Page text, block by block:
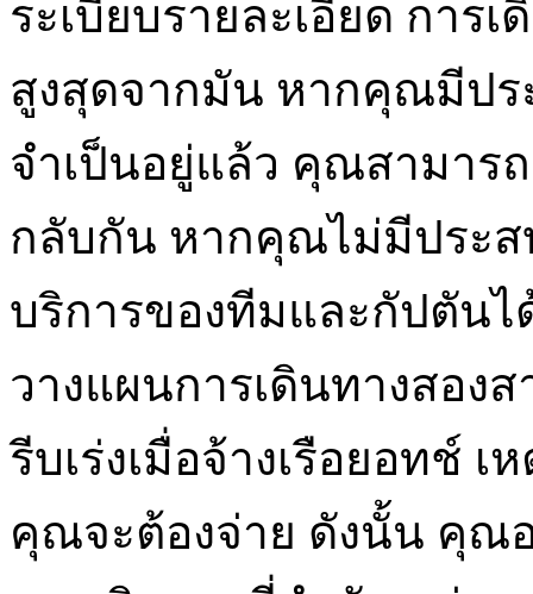
ระเบียบรายละเอียด การ
สูงสุดจากมัน หากคุณมีป
จำเป็นอยู่แล้ว คุณสามาร
กลับกัน หากคุณไม่มีประ
บริการของทีมและกัปตัน
วางแผนการเดินทางสอง
รีบเร่งเมื่อจ้างเรือยอทช์
คุณจะต้องจ่าย ดังนั้น คุณ